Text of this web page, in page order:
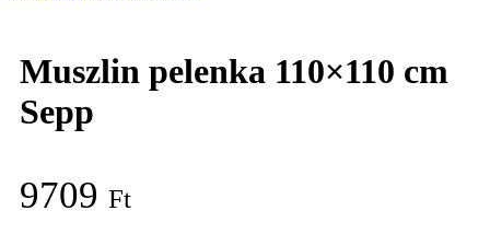
Muszlin pelenka 110×110 cm
Sepp
9709 Ft